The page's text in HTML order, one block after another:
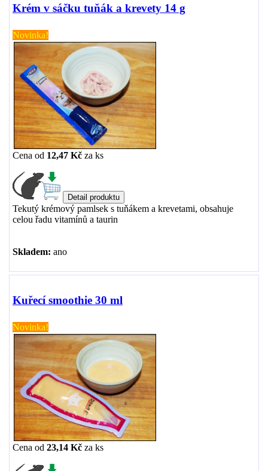
Krém v sáčku tuňák a krevety 14 g
Novinka!
Cena od 12,47 Kč za ks
Tekutý krémový pamlsek s tuňákem a krevetami, obsahuje
celou řadu vitamínů a taurin
Skladem: ano
Kuřecí smoothie 30 ml
Novinka!
Cena od 23,14 Kč za ks